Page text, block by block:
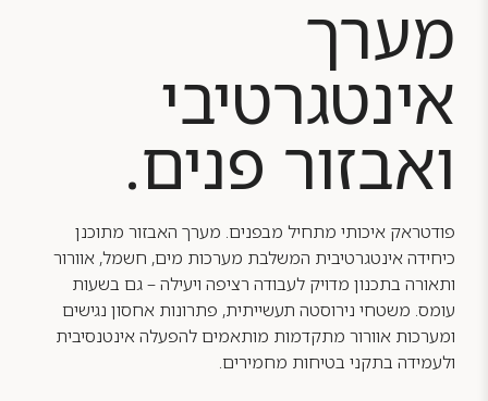
מערך
אינטגרטיבי
ואבזור פנים.
פודטראק איכותי מתחיל מבפנים. מערך האבזור מתוכנן
כיחידה אינטגרטיבית המשלבת מערכות מים, חשמל, אוורור
ותאורה בתכנון מדויק לעבודה רציפה ויעילה – גם בשעות
עומס. משטחי נירוסטה תעשייתית, פתרונות אחסון נגישים
ומערכות אוורור מתקדמות מותאמים להפעלה אינטנסיבית
ולעמידה בתקני בטיחות מחמירים.